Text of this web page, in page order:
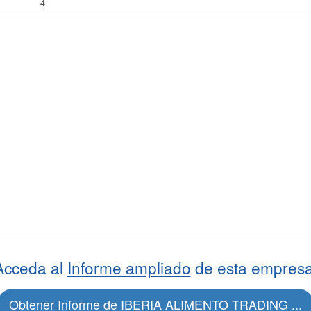
4
al Informe ampliado de esta
Obtener Informe de IBERIA ALIMENTO TRADING ...